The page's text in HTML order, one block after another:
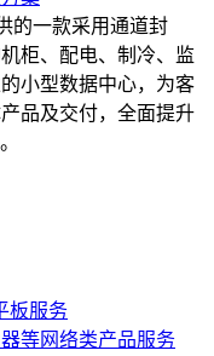
的一款采用通道封
柜、配电、制冷、监
小型数据中心，为客
品及交付，全面提升
板服务
等网络类产品服务